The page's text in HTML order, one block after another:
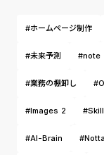
#ホームページ制作
#未来予測 #note
#業務の棚卸し
#Images 2
#AI-Brain #Notta